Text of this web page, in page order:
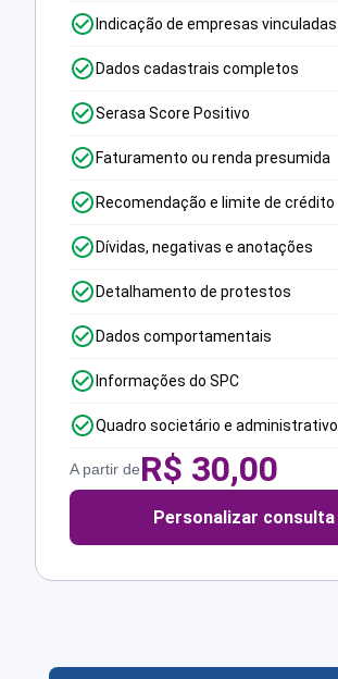
Indicação de empresas vinculadas
Dados cadastrais completos
Serasa Score Positivo
Faturamento ou renda presumida
Recomendação e limite de crédito
Dívidas, negativas e anotações
Detalhamento de protestos
Dados comportamentais
Informações do SPC
Quadro societário e administrativo
A partir deR$ 30,00
Personalizar consulta